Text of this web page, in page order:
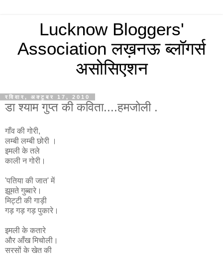
Lucknow Bloggers'
Association लख़नऊ ब्‍लॉगर्स
असोसिएशन
रविवार, अक्टूबर 17, 2010
डा श्याम गुप्त की कविता....हमजोली .
गाँव की गोरी,
लम्बी लम्बी छोरी ।
इमली के तले
काली न गोरी।
'पतिया की जात' में
झूमते गुब्बारे।
मिट्टी की गाड़ी
गड़ गड़ गड़ पुकारे।
इमली के कतारे
और आँख मिचोली।
सरसों के खेत की